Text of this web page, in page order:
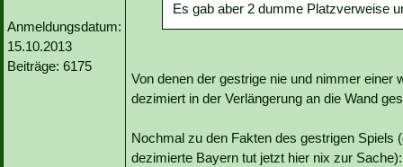
Anmeldungsdatum:
15.10.2013
Beiträge: 6175
Es gab aber 2 dumme Platzverweise
Von denen der gestrige nie und nimmer
dezimiert in der Verlängerung an die Wand
Nochmal zu den Fakten des gestrigen Spiels
dezimierte Bayern tut jetzt hier nix zur Sache):